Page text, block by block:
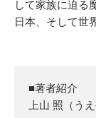
して家族に迫る
日本、そして世
■著者紹介
上山 照（う